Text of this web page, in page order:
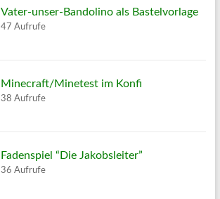
Vater-unser-Bandolino als Bastelvorlage
47 Aufrufe
Minecraft/Minetest im Konfi
38 Aufrufe
Fadenspiel “Die Jakobsleiter”
36 Aufrufe